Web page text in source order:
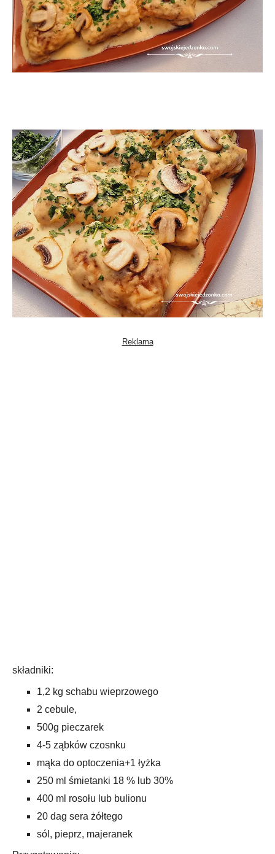
składniki:
1,2 kg schabu wieprzowego
2 cebule,
500g pieczarek
4-5 ząbków czosnku
mąka do optoczenia+1 łyżka
250 ml śmietanki 18 % lub 30%
400 ml rosołu lub bulionu
20 dag sera żółtego
sól, pieprz, majeranek